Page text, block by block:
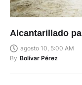
Alcantarillado
agosto 10, 5:00 AM
By Bolívar Pérez